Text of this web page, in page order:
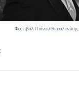
Φεστιβάλ Πιάνου Θεσσαλονίκης